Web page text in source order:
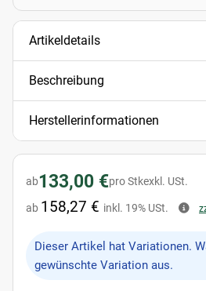
Artikeldetails
Beschreibung
Herstellerinformationen
ab133,00 €pro Stkexkl. USt.
ab 158,27 € inkl. 19% USt.
xDieser Artikel hat Variationen.
gewünschte Variation aus.